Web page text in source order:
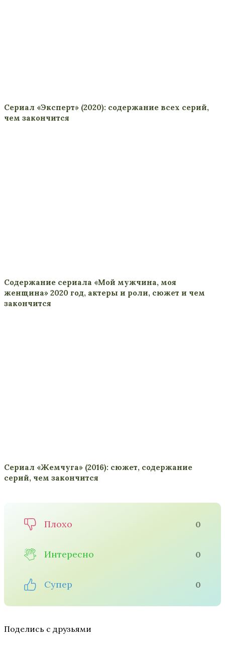
Сериал «Эксперт» (2020): содержание всех серий,
чем закончится
Содержание сериала «Мой мужчина, моя
женщина» 2020 год, актеры и роли, сюжет и чем
закончится
Сериал «Жемчуга» (2016): сюжет, содержание
серий, чем закончится
Плохо 0
Интересно 0
Супер 0
Поделись с друзьями